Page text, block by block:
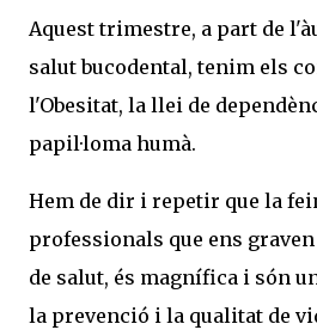
Aquest trimestre, a part de
salut bucodental, tenim els
l'Obesitat, la llei de
papil·loma humà.
Hem de dir i repetir que la
professionals que ens
de salut, és magnífica i són
la prevenció i la qualitat de